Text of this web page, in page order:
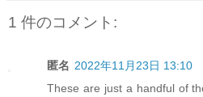
1 件のコメント:
匿名 2022年11月23日 13:10
These are just a handful of